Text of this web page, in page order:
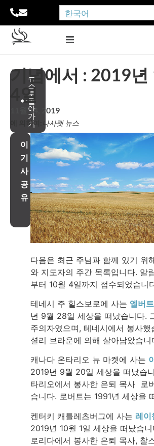
한국어
뉴
스
로
돌
아
가
기
기념에서 : 2019년
4일
11월 14, 2019
에 의하여: 나사렛 뉴스
이
기
사
공
유
다음은 최근 주님과 함께 있기 위
와 지도자의 주간 목록입니다. 알
부터 10월 4일까지 접수되었습니
테네시 주 힐스보로에 사는 엘버
년 9월 28일 세상을 떠났습니다.
주의자였으며, 테네시에서 봉사
셜리 브라운에 의해 살아남았습니
캐나다 온타리오 뉴 마켓에 사는
2019년 9월 20일 세상을 떠났습
타리오에서 봉사한 은퇴 목사 로
습니다. 로버트는 1991년 세상을
켄터키 캐틀레츠버그에 사는 레이
2019년 10월 1일 세상을 떠났습
로리다에서 봉사한 은퇴 목사, 찰